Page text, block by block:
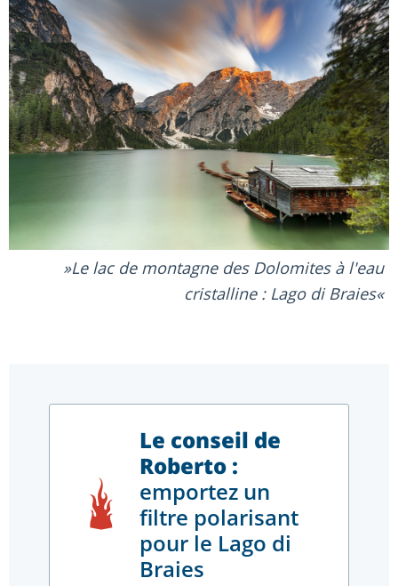
Le lac de montagne des Dolomites à l'eau
cristalline : Lago di Braies
Le conseil de
Roberto :
emportez un
filtre polarisant
pour le Lago di
Braies